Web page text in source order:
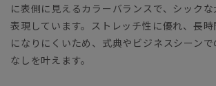
に表側に見えるカラーバランスで、シック
表現しています。ストレッチ性に優れ、長
になりにくいため、式典やビジネスシーン
なしを叶えます。